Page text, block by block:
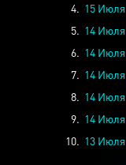
4. 15 Июля
5. 14 Июля
6. 14 Июля
7. 14 Июля
8. 14 Июля
9. 14 Июля
10. 13 Июля